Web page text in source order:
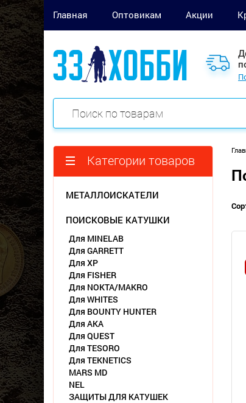
Главная Оптовикам Акции
Категории товаров
МЕТАЛЛОИСКАТЕЛИ
ПОИСКОВЫЕ КАТУШКИ
Для MINELAB
Для GARRETT
Для XP
Для FISHER
Для NOKTA/MAKRO
Для WHITES
Для BOUNTY HUNTER
Для АКА
Для QUEST
Для TESORO
Для TEKNETICS
MARS MD
NEL
ЗАЩИТЫ ДЛЯ КАТУШЕК